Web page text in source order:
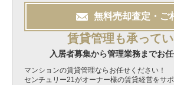
無料売却査定・ご
賃貸管理も承って
入居者募集から管理業務までお
マンションの賃貸管理ならお任せください！
センチュリー21がオーナー様の賃貸経営をサポ